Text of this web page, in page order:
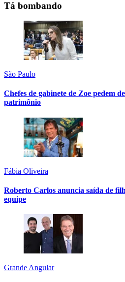
Tá bombando
São Paulo
Chefes de gabinete de Zoe pedem
patrimônio
Fábia Oliveira
Roberto Carlos anuncia saída de
equipe
Grande Angular